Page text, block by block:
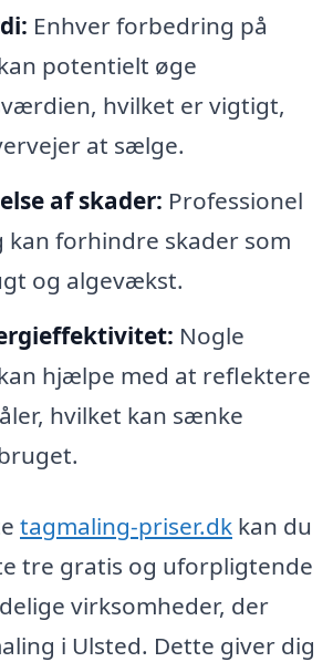
Enhver forbedring på
potentielt øge
hvilket er vigtigt,
at sælge.
af skader: Professionel
kan forhindre skader som
og algevækst.
Nogle
hjælpe med at reflektere
hvilket kan sænke
tagmaling-priser.dk kan du
tre gratis og uforpligtende
virksomheder, der
i Ulsted. Dette giver dig